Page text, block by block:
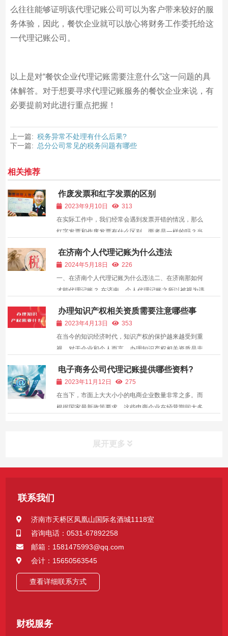
么往往能够证明该代理记账公司可以为客户带来较好的服
务体验，因此，餐饮企业就可以放心将财务工作委托给这
一代理记账公司。
以上是对“餐饮企业代理记账需要注意什么”这一问题的具
体解答。对于想要寻求代理记账服务的餐饮企业来说，有
必要提前对此进行重点把握！
上一篇: 税务异常不处理有什么后果?
下一篇: 总分公司常见的税务问题有哪些
相关推荐
作废发票和红字发票的区别
2023年9月10日
313
在实际工作中，我们经常会遇到发票开错的情况，那么
红字发票和作废发票有什么区别，两者是一样的吗？当
都不清楚怎么解决，本文来具体介绍下，红字发票与作
废发票的区别？ 第一点、红字发票与作废的发票的区
别?...
在济南个人代理记账为什么违法
2024年5月18日
226
一、在济南个人代理记账为什么违法二、在济南那如何
才能代理记账？ 在济南，个人代理记账之所以被视为违
将以多种吸引人的模式化开头，为您揭示这一现象的深
层原因。在繁华的济南城，无数企业为了发展而忙碌奔
波。然...
办理知识产权相关资质需要注意哪些事
项？2023年4月13日
353
在当今的知识经济时代，知识产权的保护越来越受到重
视。对于企业和个人而言，办理知识产权相关资质是非
件简单的事情，需要注意很多事项。本文将为大家介绍
办理知识产权相关资质需要注意的事项。 一、了解知...
电子商务公司代理记账提供哪些资料?
2023年11月12日
275
在当下，市面上大大小小的电商企业数量非常之多。而
根据国家最新政策要求，这些电商企业在经营期间大多
转负担，都会交给专业代理记账公司来“打理”企业财税
展开更多
联系我们
济南市天桥区凤凰山国际名酒城1118室
咨询电话：0531-67892258
邮箱：1581475993@qq.com
会计：15650563545
查看详细联系方式
财税服务